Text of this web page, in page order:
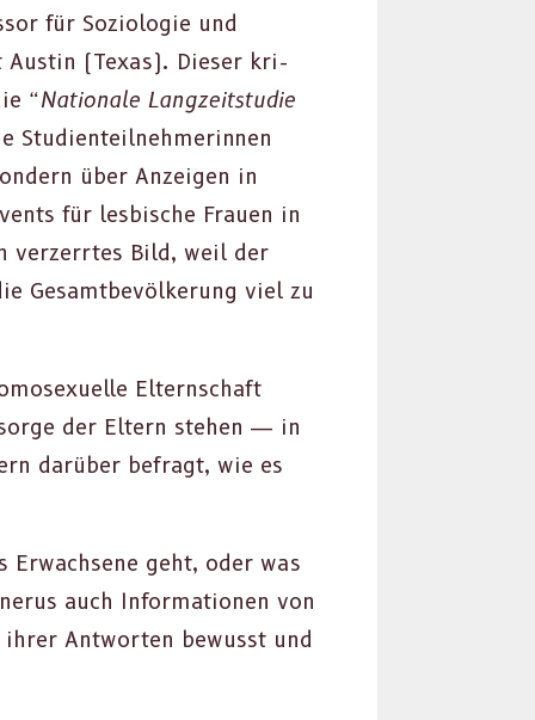
für Sozi­olo­gie und
Austin (Texas). Dieser kri­
“Nationale Langzeit­studie
Stu­di­en­teil­nehmerin­nen
über Anzeigen in
für les­bis­che Frauen in
verz­er­rtes Bild, weil der
Gesamt­bevölkerung viel zu
Eltern­schaft
der Eltern ste­hen — in
darüber befragt, wie es
geht, oder was
auch Infor­ma­tio­nen von
Antworten bewusst und